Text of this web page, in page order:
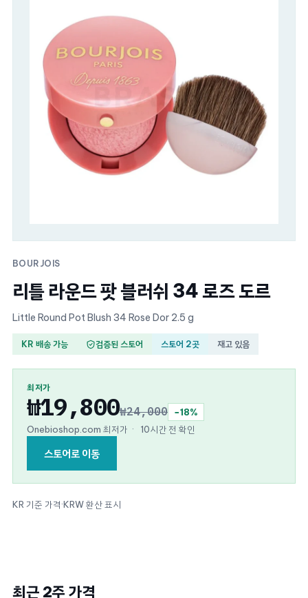
BOURJOIS
리틀 라운드 팟 블러쉬 34 로즈 도르
Little Round Pot Blush 34 Rose Dor 2.5 g
KR 배송 가능 검증된 스토어 스토어 2곳 재고 있음
최저가
₩19,800₩24,000
−18%
Onebioshop.com 최저가 · 10시간 전 확인
스토어로 이동
KR 기준 가격·KRW 환산 표시
최근 2주 가격